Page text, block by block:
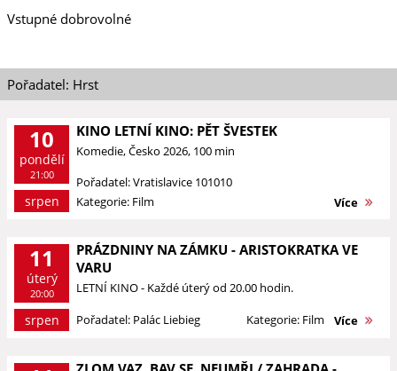
Vstupné dobrovolné
Pořadatel: Hrst
10
pondělí
21:00
srpen
KINO LETNÍ KINO: PĚT ŠVESTEK
Komedie, Česko 2026, 100 min
Pořadatel: Vratislavice 101010
Kategorie: Film
Více
11
úterý
20:00
srpen
PRÁZDNINY NA ZÁMKU - ARISTOKRATKA VE
VARU
LETNÍ KINO - Každé úterý od 20.00 hodin.
Pořadatel: Palác Liebieg
Kategorie: Film Více